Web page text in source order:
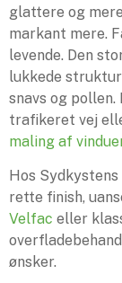
glattere og
markant mere.
levende. Den
lukkede
snavs og
trafikeret vej
maling af
Hos
rette finish,
Velfac eller
ønsker.